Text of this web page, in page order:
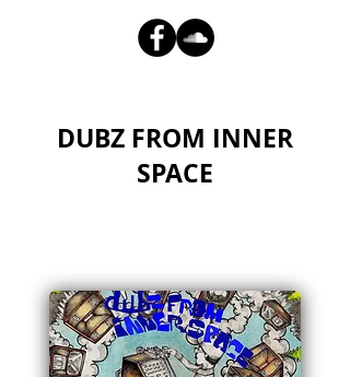
DUBZ FROM INNER
SPACE